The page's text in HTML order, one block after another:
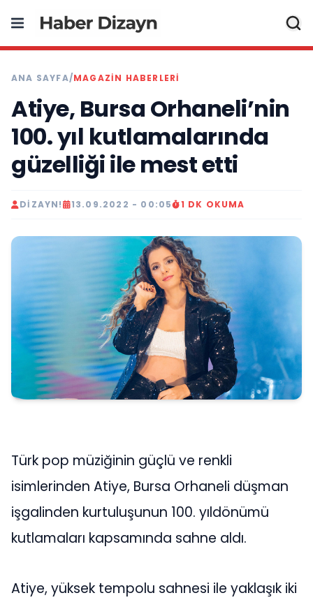
ANA SAYFA/MAGAZIN HABERLERI
Atiye, Bursa Orhaneli’nin
100. yıl kutlamalarında
güzelliği ile mest etti
DIZAYN! 13.09.2022 - 00:05 1 DK OKUMA
Türk pop müziğinin güçlü ve renkli
isimlerinden Atiye, Bursa Orhaneli düşman
işgalinden kurtuluşunun 100. yıldönümü
kutlamaları kapsamında sahne aldı.
Atiye, yüksek tempolu sahnesi ile yaklaşık iki